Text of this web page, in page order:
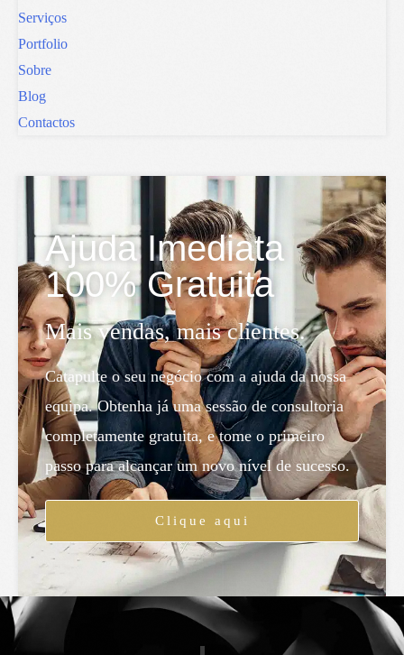
Serviços
Portfolio
Sobre
Blog
Contactos
Ajuda Imediata
100% Gratuita
Mais vendas, mais clientes.
Catapulte o seu negócio com a ajuda da nossa
equipa. Obtenha já uma sessão de consultoria
completamente gratuita, e tome o primeiro
passo para alcançar um novo nível de sucesso.
Clique aqui